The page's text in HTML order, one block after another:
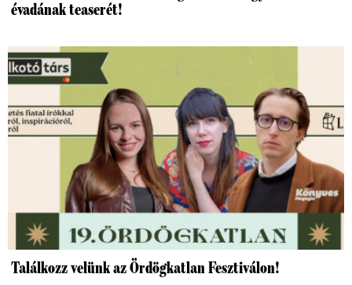
évadának teaserét!
Találkozz velünk az Ördögkatlan Fesztiválon!